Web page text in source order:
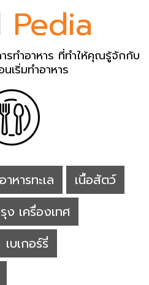
Pedia
รทำอาหาร ที่ทำให้คุณรู้จักกับ
เริ่มทำอาหาร
อาหารทะเล
เนื้อสัตว์
ง เครื่องเทศ
เบเกอร์รี่